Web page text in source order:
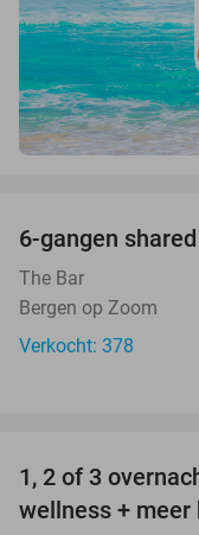
6-gangen
The Bar
Bergen op Zoom
Verkocht: 378
TODAY
1, 2 of 3
wellness + meer